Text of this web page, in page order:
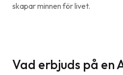
skapar minnen för livet.
Vad erbjuds på en